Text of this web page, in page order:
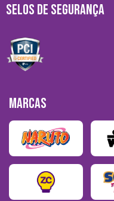
SELOS DE SEGURANÇA
MARCAS